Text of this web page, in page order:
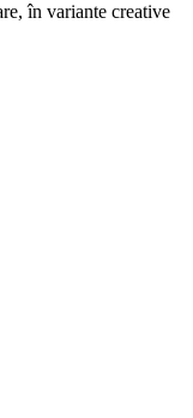
în variante creative